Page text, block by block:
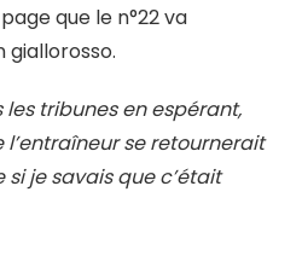
que le n°22 va
les tribunes en espérant,
se retournerait
je savais que c’était